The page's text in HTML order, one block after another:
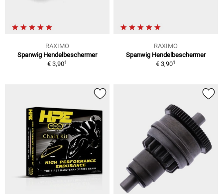
RAXIMO
Spanwig Hendelbeschermer
€ 3,901
RAXIMO
Spanwig Hendelbeschermer
€ 3,901